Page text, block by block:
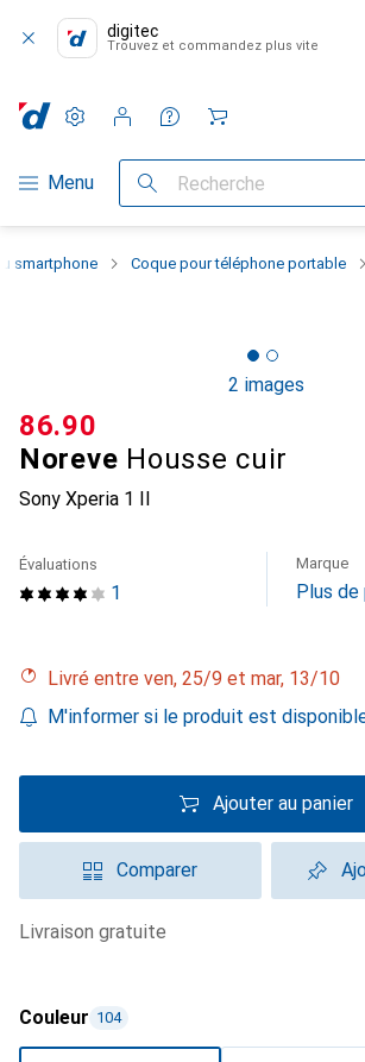
digitec
Trouvez et commandez plus vite
Navigation par catégorie
Menu Recherche
Paramètres
Compte client
Listes de comparaison
Listes d'envies
Panier
smartphone Coque pour téléphone portable
2 images
Noreve Housse cuir
Sony Xperia 1 II
CHF
86.90
1
Évaluations Marque
Plus
Livré entre ven, 25/9 et mar, 13/10
M'informer si le produit est
Ajouter au panier
Comparer
livraison gratuite
Couleur 104